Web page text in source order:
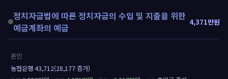
정치자금법에 따른 정치자금의 수입 및 지출을 위한
예금계좌의 예금
4,371만원
본인
농협은행 43,712(28,177 증가)